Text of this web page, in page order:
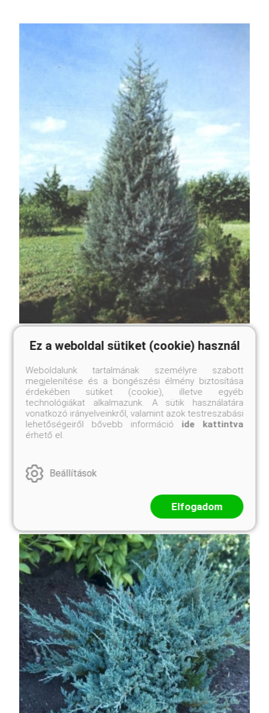
Cupressus arizonica 'Glauca'
Online ár
10 450 Ft
Méret választás
A kék arizóna-ciprus egy igénytelen, erőteljes
környezetből származik, ezért a mi kertjeink klímája
maga a kánaán számára. Ennek megfelelően gyors
növekedsű fenyőféleként kezelhetjük, amit inkább
Ez a weboldal sütiket (cookie) használ
Weboldalunk tartalmának személyre szabott
megjelenítése és a böngészési élmény biztosítása
érdekében sütiket (cookie), illetve egyéb
technológiákat alkalmazunk. A sütik használatára
vonatkozó irányelveinkről, valamint azok testreszabási
lehetőségeiről bővebb információ ide kattintva
érhető el.
Beállítások
Elfogadom